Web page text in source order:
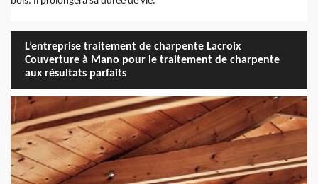
L’entreprise traitement de charpente Lacroix
Couverture à Mano pour le traitement de charpente
aux résultats parfaits